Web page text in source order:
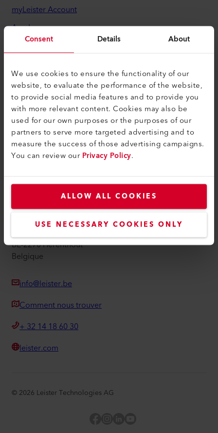
Consent Details About
We use cookies to ensure the functionality of our
website, to evaluate the performance of the website,
to provide social media features and to provide you
with more relevant content. Cookies may also be
used for our own purposes or the purposes of our
partners to serve more targeted advertising and to
measure the success of those advertising campaigns.
You can review ourPrivacy Policy.
ALLOW ALL COOKIES
USE NECESSARY COOKIES ONLY
myLeister Account
Academy
Services
Juridique et aide
Contact
Trouver un revendeur
Conditions générales
Politique de confidentialité
Leister Technologies Belgium B.V.
BE-2270 Herenthout
Belgique
info@leister.be
Comment nous trouver
+ 32 14 18 60 30
leister.com
© 2026 Leister Technologies AG